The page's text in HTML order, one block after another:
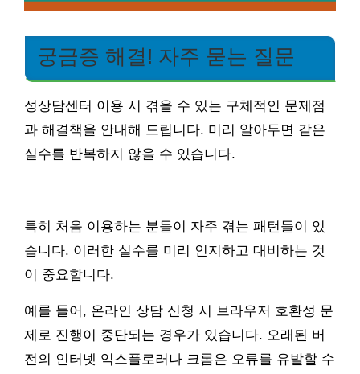
궁금증 해결! 자주 묻는 질문
성상담센터 이용 시 겪을 수 있는 구체적인 문제점
과 해결책을 안내해 드립니다. 미리 알아두면 같은
실수를 반복하지 않을 수 있습니다.
특히 처음 이용하는 분들이 자주 겪는 패턴들이 있
습니다. 이러한 실수를 미리 인지하고 대비하는 것
이 중요합니다.
예를 들어, 온라인 상담 신청 시 브라우저 호환성 문
제로 진행이 중단되는 경우가 있습니다. 오래된 버
전의 인터넷 익스플로러나 크롬은 오류를 유발할 수